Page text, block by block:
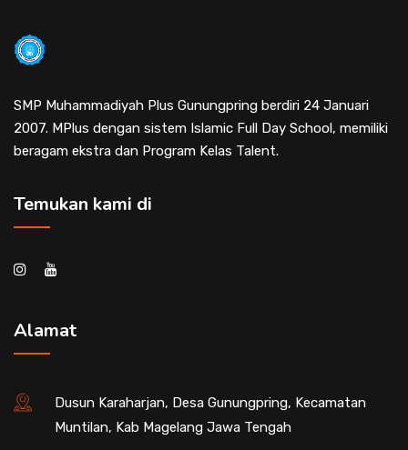
SMP Muhammadiyah Plus Gunungpring berdiri 24 Januari
2007. MPlus dengan sistem Islamic Full Day School, memiliki
beragam ekstra dan Program Kelas Talent.
Temukan kami di
Alamat
Dusun Karaharjan, Desa Gunungpring, Kecamatan
Muntilan, Kab Magelang Jawa Tengah